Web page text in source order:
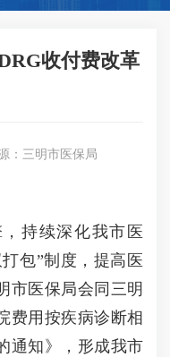
收付费改革
：三明市医保局
持续深化我市医
包”制度，提高医
市医保局会同三明
费用按疾病诊断相
通知》，形成我市